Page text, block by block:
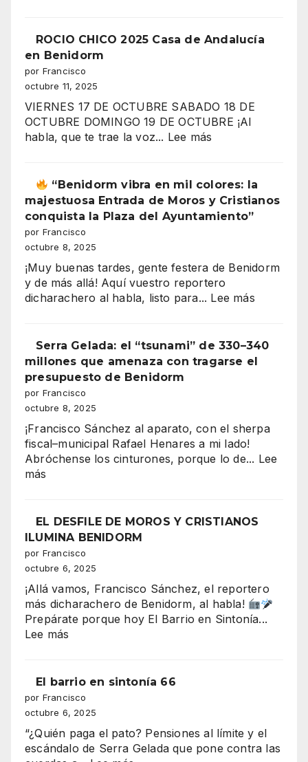
trabajas
más
y
ganas
El
gran
secreto
salarios
españoles
”
ROCIO CHICO 2025 Casa de Andalucía
en Benidorm
por Francisco
octubre 11, 2025
VIERNES 17 DE OCTUBRE SABADO 18 DE
OCTUBRE DOMINGO 19 DE OCTUBRE ¡Al
habla, que te trae la voz... Lee más
2025
Casa
de
“Benidorm vibra en mil colores: la
majestuosa Entrada de Moros y Cristianos
conquista la Plaza del Ayuntamiento”
por Francisco
octubre 8, 2025
¡Muy buenas tardes, gente festera de Benidorm
y de más allá! Aquí vuestro reportero
dicharachero al habla, listo para... Lee más:
vibra
en
Entrada
Moros
la
Serra Gelada: el “tsunami” de 330–340
millones que amenaza con tragarse el
presupuesto de Benidorm
por Francisco
octubre 8, 2025
¡Francisco Sánchez al aparato, con el sherpa
fiscal–municipal Rafael Henares a mi lado!
Abróchense los cinturones, porque lo de... Lee
más
el
“tsunami”
de
330–
millones
que
amenaza
con
presupuesto
de
Benidorm
EL DESFILE DE MOROS Y CRISTIANOS
ILUMINA BENIDORM
por Francisco
octubre 6, 2025
¡Allá vamos, Francisco Sánchez, el reportero
más dicharachero de Benidorm, al habla!
Prepárate porque hoy El Barrio en Sintonía...
Lee más
DE
MOROS
Y
ILUMINA
BENIDORM
El barrio en sintonía 66
por Francisco
octubre 6, 2025
“¿Quién paga el pato? Pensiones al límite y el
escándalo de Serra Gelada que pone contra las